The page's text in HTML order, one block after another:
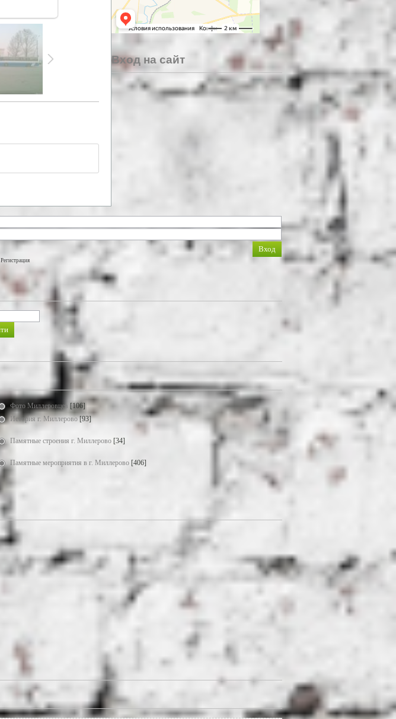
Вход на сайт
Регистрация
Фото Миллеровцев
[106]
История г. Миллерово [93]
Памятные строения г. Миллерово [34]
Памятные мероприятия в г. Миллерово [406]